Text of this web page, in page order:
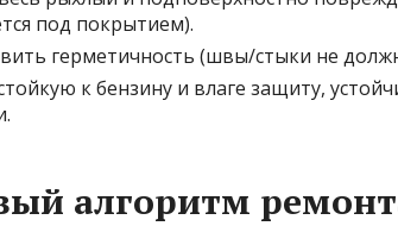
под покрытием).
герметичность (швы/стыки не
к бензину и влаге защиту,
алгоритм